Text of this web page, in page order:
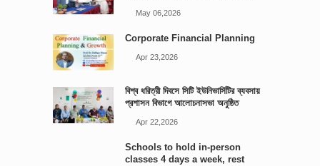
May 06,2026
Corporate Financial Planning
Apr 23,2026
বিশ্ব ধরিত্রী দিবসে সিটি ইউনিভার্সিটির ব্যবসায়
প্রশাসন বিভাগে আলোচনাসভা অনুষ্ঠিত
Apr 22,2026
Schools to hold in-person
classes 4 days a week, rest